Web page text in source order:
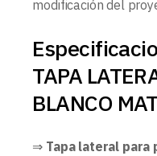
modificación del
TAPA
BLANCO
⇒ Tapa lateral para